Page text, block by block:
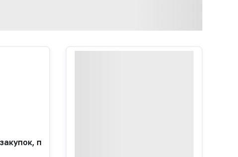
поскольку частный производитель вакцин